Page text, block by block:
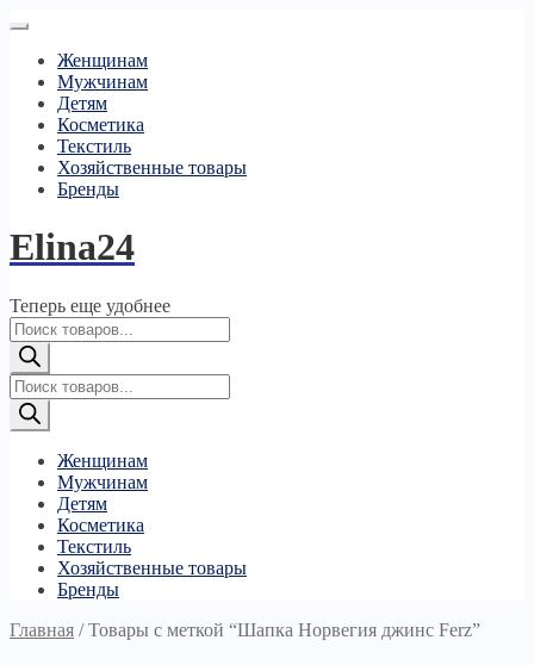
Женщинам
Мужчинам
Детям
Косметика
Текстиль
Хозяйственные товары
Бренды
Elina24
Теперь еще удобнее
Поиск
товаров
Поиск
товаров
Женщинам
Мужчинам
Детям
Косметика
Текстиль
Хозяйственные товары
Бренды
Главная /Товары с меткой “Шапка Норвегия джинс Ferz”